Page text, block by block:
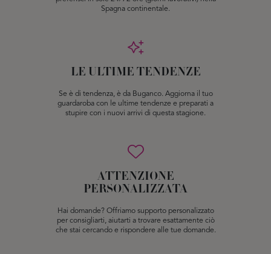
Spagna continentale.
LE ULTIME TENDENZE
Se è di tendenza, è da Buganco. Aggiorna il tuo
guardaroba con le ultime tendenze e preparati a
stupire con i nuovi arrivi di questa stagione.
ATTENZIONE
PERSONALIZZATA
Hai domande? Offriamo supporto personalizzato
per consigliarti, aiutarti a trovare esattamente ciò
che stai cercando e rispondere alle tue domande.